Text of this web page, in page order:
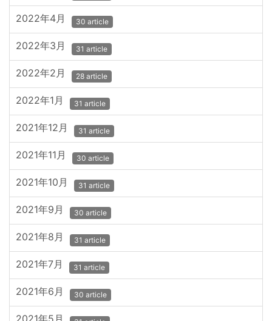
2022年4月 30 article
2022年3月 31 article
2022年2月 28 article
2022年1月 31 article
2021年12月 31 article
2021年11月 30 article
2021年10月 31 article
2021年9月 30 article
2021年8月 31 article
2021年7月 31 article
2021年6月 30 article